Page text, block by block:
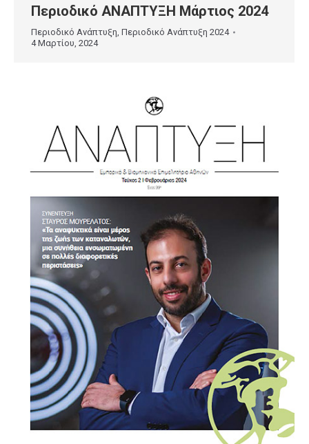
Περιοδικό ΑΝΑΠΤΥΞΗ Μάρτιος 2024
Περιοδικό Ανάπτυξη, Περιοδικό Ανάπτυξη 2024
4 Μαρτίου, 2024